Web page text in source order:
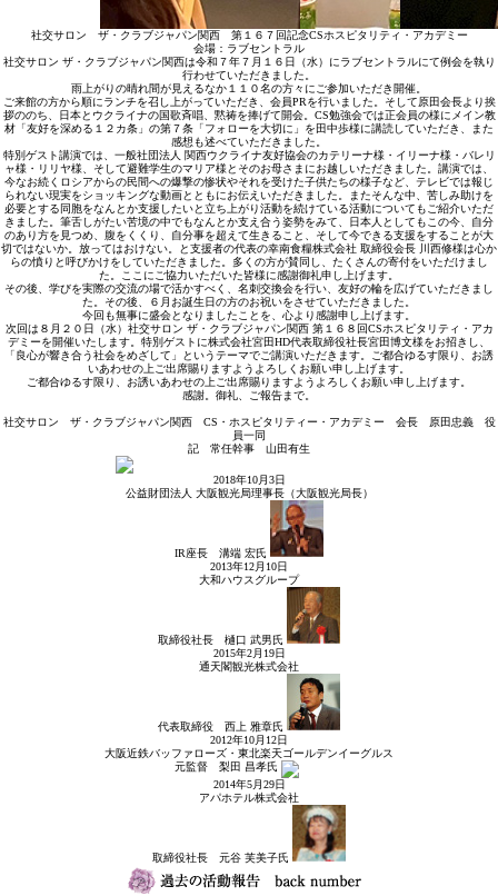
社交サロン ザ・クラブジャパン関西 第１６７回記念CSホスピタリティ・アカデミー
会場：ラブセントラル
社交サロン ザ・クラブジャパン関西は令和７年７月１６日（水）にラブセントラルにて例会を執り
行わせていただきました。
雨上がりの晴れ間が見えるなか１１０名の方々にご参加いただき開催。
ご来館の方から順にランチを召し上がっていただき、会員PRを行いました。そして原田会長より挨
拶ののち、日本とウクライナの国歌斉唱、黙祷を捧げて開会。CS勉強会では正会員の様にメイン教
材「友好を深める１２カ条」の第７条「フォローを大切に」を田中歩様に講読していただき、また
感想も述べていただきました。
特別ゲスト講演では、一般社団法人 関西ウクライナ友好協会のカテリーナ様・イリーナ様・バレリ
ャ様・リリヤ様、そして避難学生のマリア様とそのお母さまにお越しいただきました。講演では、
今なお続くロシアからの民間への爆撃の惨状やそれを受けた子供たちの様子など、テレビでは報じ
られない現実をショッキングな動画とともにお伝えいただきました。またそんな中、苦しみ助けを
必要とする同胞をなんとか支援したいと立ち上がり活動を続けている活動についてもご紹介いただ
きました。筆舌しがたい苦境の中でもなんとか支え合う姿勢をみて、日本人としてもこの今、自分
のあり方を見つめ、腹をくくり、自分事を超えて生きること、そして今できる支援をすることが大
切ではないか。放ってはおけない。と支援者の代表の幸南食糧株式会社 取締役会長 川西修様は心か
らの憤りと呼びかけをしていただきました。多くの方が賛同し、たくさんの寄付をいただけまし
た。ここにご協力いただいた皆様に感謝御礼申し上げます。
その後、学びを実際の交流の場で活かすべく、名刺交換会を行い、友好の輪を広げていただきまし
た。その後、６月お誕生日の方のお祝いをさせていただきました。
今回も無事に盛会となりましたことを、心より感謝申し上げます。
次回は８月２０日（水）社交サロン ザ・クラブジャパン関西 第１６８回CSホスピタリティ・アカ
デミーを開催いたします。特別ゲストに株式会社宮田HD代表取締役社長宮田博文様をお招きし、
「良心が響き合う社会をめざして」というテーマでご講演いただきます。ご都合ゆるす限り、お誘
いあわせの上ご出席賜りますようよろしくお願い申し上げます。
ご都合ゆるす限り、お誘いあわせの上ご出席賜りますようよろしくお願い申し上げます。
感謝。御礼、ご報告まで。
社交サロン ザ・クラブジャパン関西 CS・ホスピタリティー・アカデミー 会長 原田忠義 役
員一同
記 常任幹事 山田有生
2018年10月3日
公益財団法人 大阪観光局理事長（大阪観光局長）
IR座長 溝端 宏氏
2013年12月10日
大和ハウスグループ
取締役社長 樋口 武男氏
2015年2月19日
通天閣観光株式会社
代表取締役 西上 雅章氏
2012年10月12日
大阪近鉄バッファローズ・東北楽天ゴールデンイーグルス
元監督 梨田 昌孝氏
2014年5月29日
アパホテル株式会社
取締役社長 元谷 芙美子氏